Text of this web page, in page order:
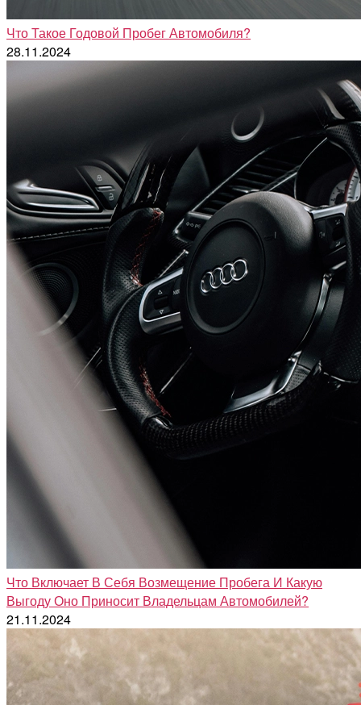
Что Такое Годовой Пробег Автомобиля?
28.11.2024
Что Включает В Себя Возмещение Пробега И Какую
Выгоду Оно Приносит Владельцам Автомобилей?
21.11.2024